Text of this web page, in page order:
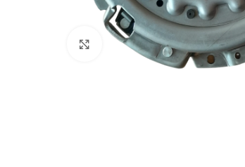
Haga Click para agrandar